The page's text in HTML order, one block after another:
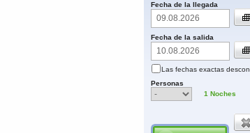
​Fecha de la llegada
Fecha de la salida
Las fechas exactas
​Personas
1 ​Noches